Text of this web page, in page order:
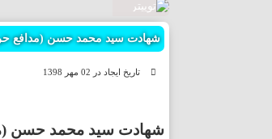
شهادت سید محمد حسن (مدافع
تاریخ ایجاد در 02 مهر 1398
شهادت سید محمد حسن